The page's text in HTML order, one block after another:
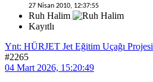
27 Nisan 2010, 12:37:55
Ruh Halim
Kayıtlı
Ynt: HÜRJET Jet Eğitim Uçağı Projesi
#2265
04 Mart 2026, 15:20:49